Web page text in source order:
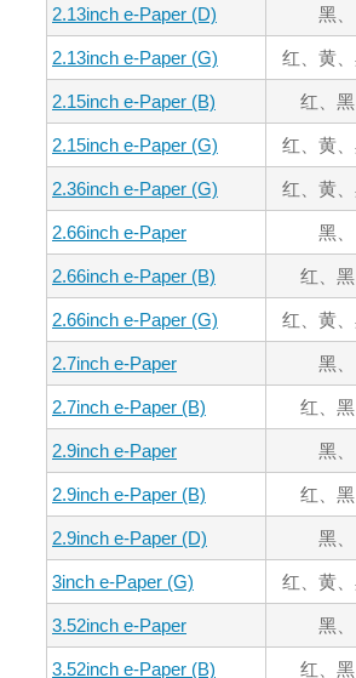
2.13inch e-Paper (D) 黑
2.13inch e-Paper (G) 红、黄
2.15inch e-Paper (B) 红、
2.15inch e-Paper (G) 红、黄
2.36inch e-Paper (G) 红、黄
2.66inch e-Paper 黑
2.66inch e-Paper (B) 红、
2.66inch e-Paper (G) 红、黄
2.7inch e-Paper 黑
2.7inch e-Paper (B) 红、
2.9inch e-Paper 黑
2.9inch e-Paper (B) 红、
2.9inch e-Paper (D) 黑
3inch e-Paper (G) 红、黄
3.52inch e-Paper 黑
3.52inch e-Paper (B) 红、